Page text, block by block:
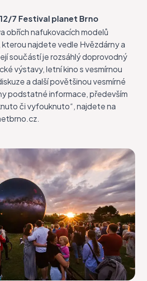
7 Festival planet Brno
obřích nafukovacích modelů
najdete vedle Hvězdárny a
součástí je rozsáhlý doprovodný
výstavy, letní kino s vesmírnou
a další povětšinou vesmírné
podstatné informace, především
či vyfouknuto“, najdete na